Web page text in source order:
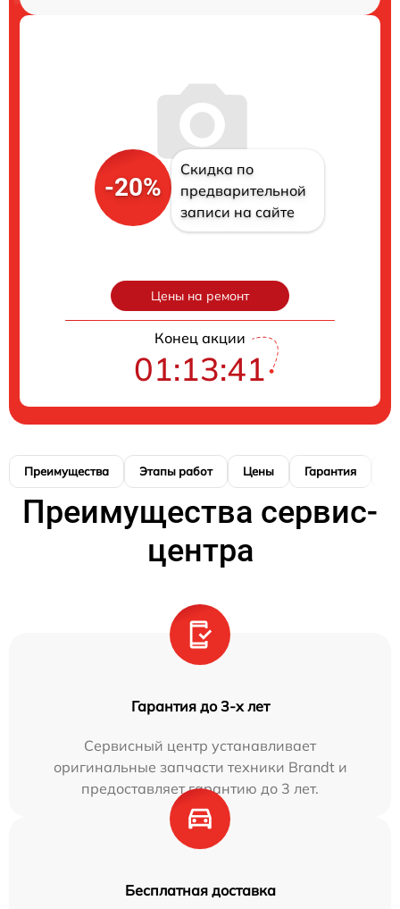
-20%
Скидка по
предварительной
записи на сайте
Цены на ремонт
Конец акции
01:13:40
Преимущества Этапы работ Цены Гарантия
Преимущества сервис-
центра
Гарантия до 3-х лет
Сервисный центр устанавливает
оригинальные запчасти техники Brandt и
предоставляет гарантию до 3 лет.
Бесплатная доставка